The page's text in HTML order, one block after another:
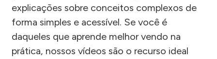
explicações sobre conceitos complexos de
forma simples e acessível. Se você é
daqueles que aprende melhor vendo na
prática, nossos vídeos são o recurso ideal